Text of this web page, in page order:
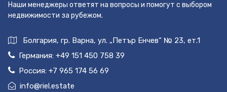
Наши менеджеры ответят на вопросы и помогут с выбором
недвижимости за рубежом.
Болгария, гр. Варна, ул. „Петър Енчев“ № 23, ет.1
Германия: +49 151 450 758 39
Россия: +7 965 174 56 69
info@riel.estate